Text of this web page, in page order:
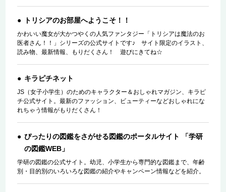
トリシアのお部屋へようこそ！！
かわいい魔女が大かつやくの人気ファンタジー「トリシアは魔法のお
医者さん！！」シリーズの公式サイトです♪ サイト限定のイラスト、
読み物、最新情報、もりだくさん！ 遊びにきてね☆
キラピチネット
JS（女子小学生）のためのキャラクター＆おしゃれマガジン、キラピ
チ公式サイト。最新のファッション、ビューティーなどおしゃれにな
れちゃう情報がもりだくさん！
ぴったりの図鑑をさがせる図鑑のポータルサイト 「学研
の図鑑WEB」
学研の図鑑の公式サイト。幼児、小学生から専門的な図鑑まで、年齢
別・目的別のいろいろな図鑑の紹介やキャンペーン情報などを紹介。